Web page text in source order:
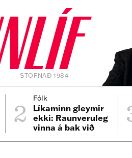
STOFNAÐ 1984
2 Fólk
Líkaminn gleymir
ekki: Raunveruleg
vinna á bak við